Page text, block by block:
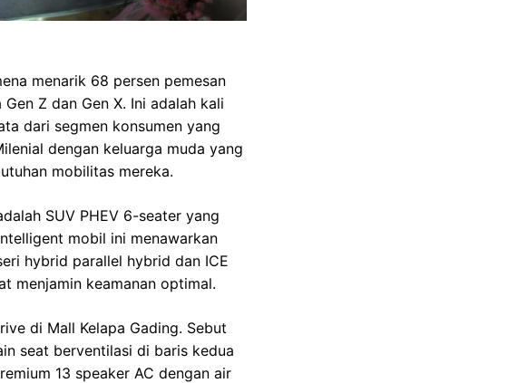
menarik 68 persen pemesan
Z dan Gen X. Ini adalah kali
dari segmen konsumen yang
dengan keluarga muda yang
mobilitas mereka.
SUV PHEV 6-seater yang
mobil ini menawarkan
hybrid parallel hybrid dan ICE
menjamin keamanan optimal.
di Mall Kelapa Gading. Sebut
seat berventilasi di baris kedua
13 speaker AC dengan air